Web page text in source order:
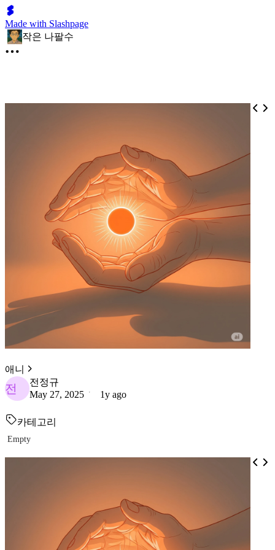
Made with Slashpage
작은 나팔수
애니
전
전정규
May 27, 2025
1y ago
카테고리
Empty